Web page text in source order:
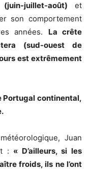
juillet-août) et
son comportement
années. La crête
(sud-ouest de
est extrêmement
Portugal continental,
Juan
: « D’ailleurs, si les
froids, ils ne l’ont